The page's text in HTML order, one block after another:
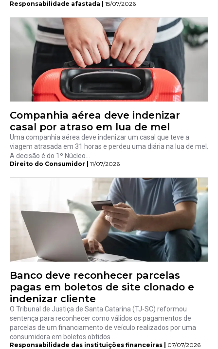
Responsabilidade afastada | 15/07/2026
Companhia aérea deve indenizar
casal por atraso em lua de mel
Uma companhia aérea deve indenizar um casal que teve a
viagem atrasada em 31 horas e perdeu uma diária na lua de mel.
A decisão é do 1º Núcleo...
Direito do Consumidor | 11/07/2026
Banco deve reconhecer parcelas
pagas em boletos de site clonado e
indenizar cliente
O Tribunal de Justiça de Santa Catarina (TJ-SC) reformou
sentença para reconhecer como válidos os pagamentos de
parcelas de um financiamento de veículo realizados por uma
consumidora em boletos obtidos...
Responsabilidade das instituições financeiras | 07/07/2026